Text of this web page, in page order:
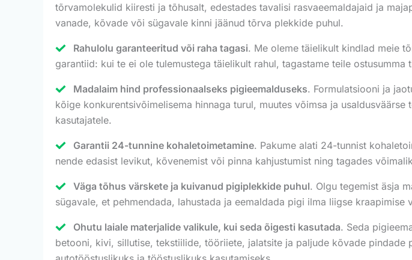
tõrvamolekulid kiiresti ja tõhusalt, edestades tavalisi rasvaeemaldajaid ja
vanade, kõvade või sügavale kinni jäänud tõrva plekkide puhul.
Rahulolu garanteeritud või raha tagasi. Me oleme täielikult kindlad meie
garantiid: kui te ei ole tulemustega täielikult rahul, tagastame teile
Madalaim hind professionaalseks pigieemalduseks. Formulatsiooni ja
kõige konkurentsivõimelisema hinnaga turul, muutes võimsa ja
kasutajatele.
Garantii 24-tunnine kohaletoimetamine. Pakume alati 24-tunnist
nende edasist levikut, kõvenemist või pinna kahjustumist ning tagades
Väga tõhus värskete ja kuivanud pigiplekkide puhul. Olgu tegemist äsja
sügavale, et pehmendada, lahustada ja eemaldada pigi ilma liigse kraapimise
Ohutu laiale materjalide valikule, kui seda õigesti kasutada. Seda
betooni, kivi, sillutise, tekstiilide, tööriiete, jalatsite ja paljude kõvade pindade